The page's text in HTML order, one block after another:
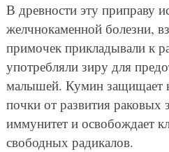
В древности эту приправу
желчнокаменной болезни,
примочек прикладывали к
употребляли зиру для
малышей. Кумин защищает
почки от развития раковых
иммунитет и освобождает
свободных радикалов.